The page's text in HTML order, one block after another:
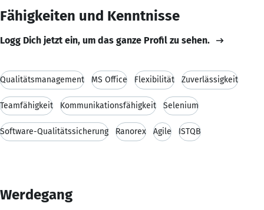
Fähigkeiten und Kenntnisse
Logg Dich jetzt ein, um das ganze Profil zu sehen.
Qualitätsmanagement MS Office Flexibilität Zuverlässigkeit
Teamfähigkeit Kommunikationsfähigkeit Selenium
Software-Qualitätssicherung Ranorex Agile ISTQB
Werdegang